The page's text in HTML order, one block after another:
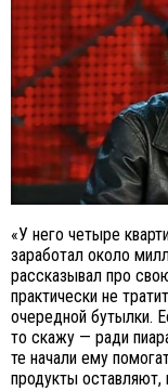
«У него четыре
заработал около
рассказывал про
практически не
очередной бутылки.
то скажу — ради
те начали ему
продукты